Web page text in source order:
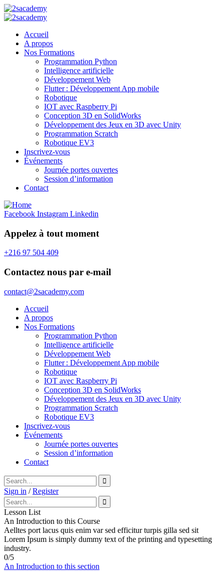
Accueil
A propos
Nos Formations
Programmation Python
Intelligence artificielle
Développement Web
Flutter : Développement App mobile
Robotique
IOT avec Raspberry Pi
Conception 3D en SolidWorks
Développement des Jeux en 3D avec Unity
Programmation Scratch
Robotique EV3
Inscrivez-vous
Événements
Journée portes ouvertes
Session d’information
Contact
Facebook Instagram Linkedin
Appelez à tout moment
+216 97 504 409
Contactez nous par e-mail
contact@2sacademy.com
Accueil
A propos
Nos Formations
Programmation Python
Intelligence artificielle
Développement Web
Flutter : Développement App mobile
Robotique
IOT avec Raspberry Pi
Conception 3D en SolidWorks
Développement des Jeux en 3D avec Unity
Programmation Scratch
Robotique EV3
Inscrivez-vous
Événements
Journée portes ouvertes
Session d’information
Contact
Sign in / Register
Lesson List
An Introduction to this Course
Aelltes port lacus quis enim var sed efficitur turpis gilla sed sit
Lorem Ipsum is simply dummy text of the printing and typesetting
industry.
0/5
An Introduction to this section